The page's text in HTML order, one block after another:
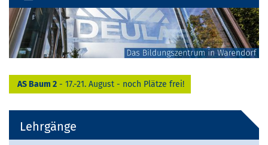
AS Baum 2 - 17.-21. August - noch Plätze frei!
Lehrgänge